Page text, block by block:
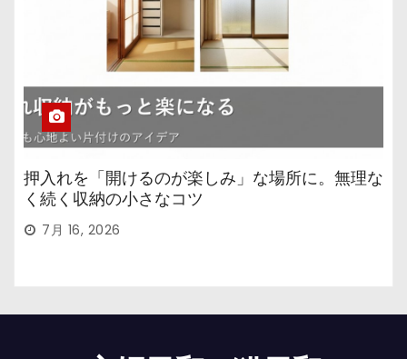
押入れを「開けるのが楽しみ」な場所に。無理な
く続く収納の小さなコツ
7月 16, 2026